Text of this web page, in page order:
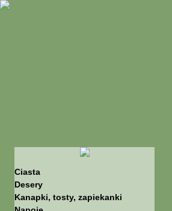
Ciasta
Desery
Kanapki, tosty, zapiekanki